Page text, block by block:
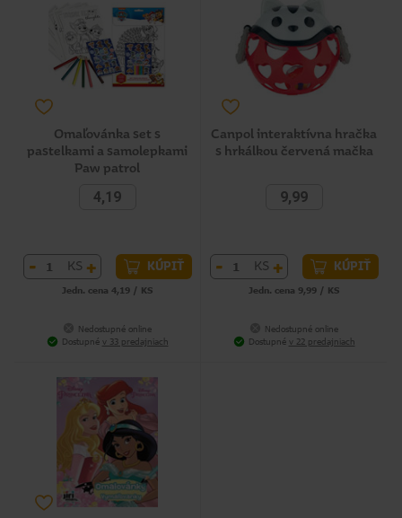
Omaľovánka set s
pastelkami a samolepkami
Paw patrol
4,19
- KS + KÚPIŤ
Jedn. cena 4,19 / KS
Nedostupné online
Dostupné v 33 predajniach
Canpol interaktívna hračka
s hrkálkou červená mačka
9,99
- KS + KÚPIŤ
Jedn. cena 9,99 / KS
Nedostupné online
Dostupné v 22 predajniach